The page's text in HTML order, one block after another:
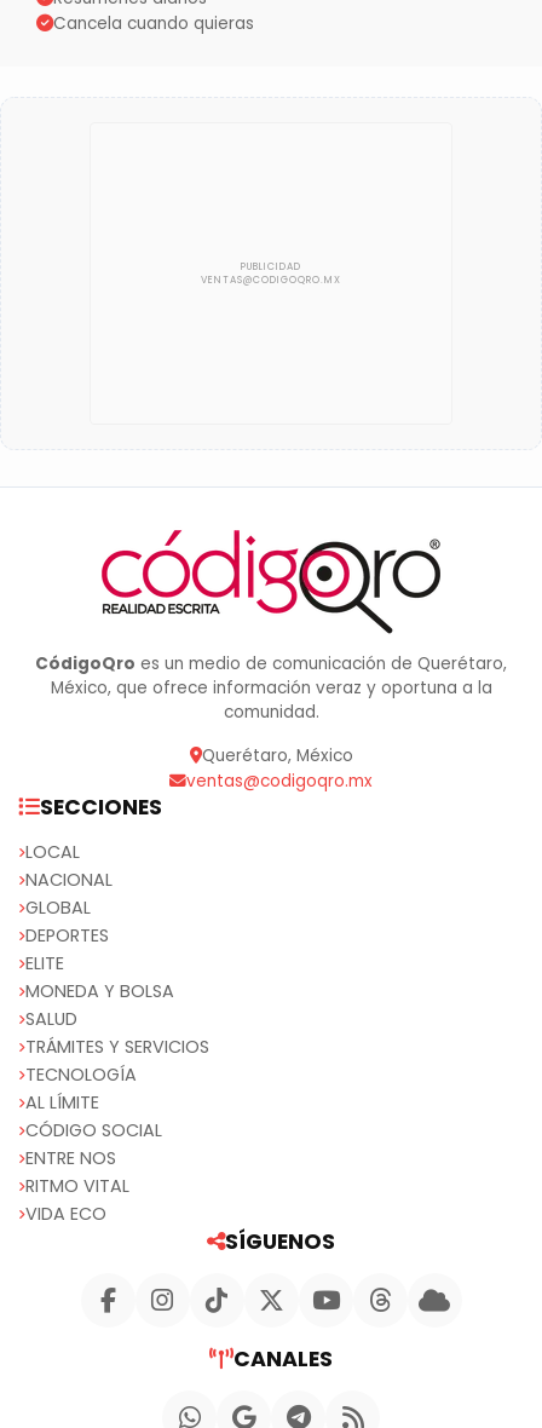
Cancela cuando quieras
CódigoQro es un medio de comunicación de Querétaro,
México, que ofrece información veraz y oportuna a la
comunidad.
Querétaro, México
ventas@codigoqro.mx
SECCIONES
LOCAL
NACIONAL
GLOBAL
DEPORTES
ELITE
MONEDA Y BOLSA
SALUD
TRÁMITES Y SERVICIOS
TECNOLOGÍA
AL LÍMITE
CÓDIGO SOCIAL
ENTRE NOS
RITMO VITAL
VIDA ECO
SÍGUENOS
CANALES